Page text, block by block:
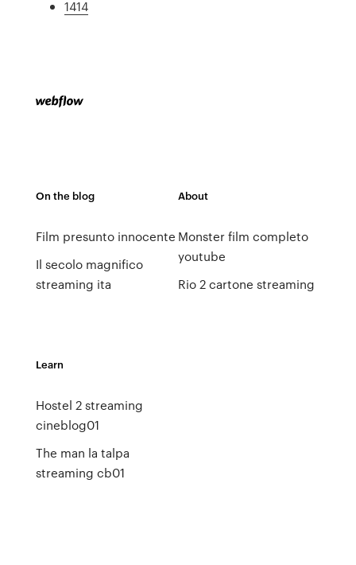
1414
On the blog
Film presunto innocente
Il secolo magnifico
streaming ita
About
Monster film completo
youtube
Rio 2 cartone streaming
Learn
Hostel 2 streaming
cineblog01
The man la talpa
streaming cb01